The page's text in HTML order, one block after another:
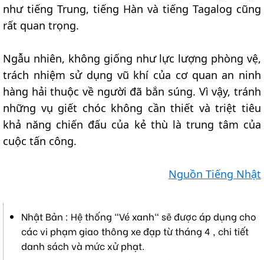
như tiếng Trung, tiếng Hàn và tiếng Tagalog cũng
rất quan trọng.
Ngẫu nhiên, không giống như lực lượng phòng vệ,
trách nhiệm sử dụng vũ khí của cơ quan an ninh
hàng hải thuộc về người đã bắn súng. Vì vậy, tránh
những vụ giết chóc không cần thiết và triệt tiêu
khả năng chiến đấu của kẻ thù là trung tâm của
cuộc tấn công.
Nguồn Tiếng Nhật
Nhật Bản : Hệ thống "Vé xanh" sẽ được áp dụng cho
các vi phạm giao thông xe đạp từ tháng 4 , chi tiết
danh sách và mức xử phạt.